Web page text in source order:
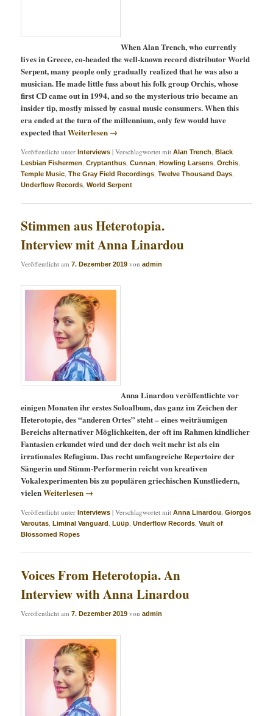
When Alan Trench, who currently
lives in Greece, co-headed the well-known record distributor World
Serpent, many people only gradually realized that he was also a
musician. He made little fuss about his folk group Orchis, whose
first CD came out in 1994, and so the mysterious trio became an
insider tip, mostly missed by casual music consumers. When this
era ended at the turn of the millennium, only few would have
expected thatWeiterlesen →
Veröffentlicht unter Interviews |Verschlagwortet mit Alan Trench,Black
Lesbian Fishermen,Cryptanthus,Cunnan,Howling Larsens,Orchis,
Temple Music,The Gray Field Recordings,Twelve Thousand Days,
Underflow Records,World Serpent
Stimmen aus Heterotopia.
Interview mit Anna Linardou
Veröffentlicht am7. Dezember 2019 vonadmin
Anna Linardou veröffentlichte vor
einigen Monaten ihr erstes Soloalbum, das ganz im Zeichen der
Heterotopie, des “anderen Ortes” steht – eines weiträumigen
Bereichs alternativer Möglichkeiten, der oft im Rahmen kindlicher
Fantasien erkundet wird und der doch weit mehr ist als ein
irrationales Refugium. Das recht umfangreiche Repertoire der
Sängerin und Stimm-Performerin reicht von kreativen
Vokalexperimenten bis zu populären griechischen Kunstliedern,
vielenWeiterlesen →
Veröffentlicht unter Interviews |Verschlagwortet mit Anna Linardou,Giorgos
Varoutas,Liminal Vanguard,Lüüp,Underflow Records,Vault of
Blossomed Ropes
Voices From Heterotopia. An
Interview with Anna Linardou
Veröffentlicht am7. Dezember 2019 vonadmin